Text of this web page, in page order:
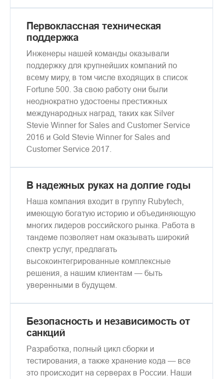
Первоклассная техническая
поддержка
Инженеры нашей команды оказывали
поддержку для крупнейших компаний по
всему миру, в том числе входящих в список
Fortune 500. За свою работу они были
неоднократно удостоены престижных
международных наград, таких как Silver
Stevie Winner for Sales and Customer Service
2016 и Gold Stevie Winner for Sales and
Customer Service 2017.
В надежных руках на долгие годы
Наша компания входит в группу Rubytech,
имеющую богатую историю и объединяющую
многих лидеров российского рынка. Работа в
тандеме позволяет нам оказывать широкий
спектр услуг, предлагать
высокоинтегрированные комплексные
решения, а нашим клиентам — быть
уверенными в будущем.
Безопасность и независимость от
санкций
Разработка, полный цикл сборки и
тестирования, а также хранение кода — все
это происходит на серверах в России. Наши